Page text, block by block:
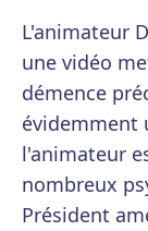
L'animateur
une vidéo
démence
évidemment
l'animateur
nombreux
Président